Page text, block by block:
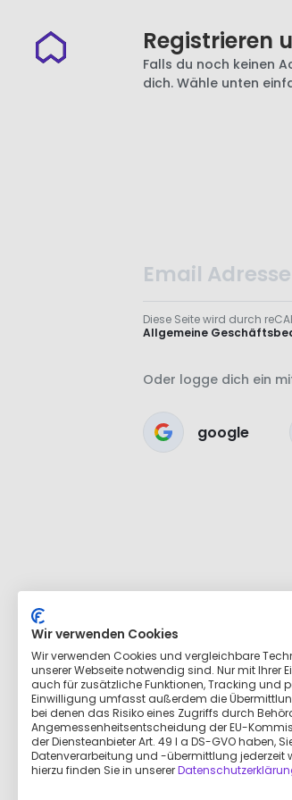
Registrieren
Falls du noch keinen
dich. Wähle unten
Diese Seite wird durch
Allgemeine
Oder logge dich ein
google
Wir verwenden Cookies
Wir verwenden Cookies und vergleichbare
unserer Webseite notwendig sind. Nur mit Ihrer
auch für zusätzliche Funktionen, Tracking und
Einwilligung umfasst außerdem die
bei denen das Risiko eines Zugriffs durch
Angemessenheitsentscheidung der EU-
der Diensteanbieter Art. 49 I a DS-GVO haben,
Datenverarbeitung und -übermittlung jederzeit
hierzu finden Sie in unserer